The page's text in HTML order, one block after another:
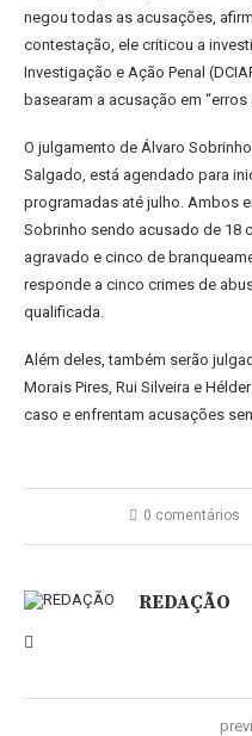
negou todas as acusações,
contestação, ele criticou a
Investigação e Ação Penal
basearam a acusação em
O julgamento de Álvaro
Salgado, está agendado para
programadas até julho. Ambos
Sobrinho sendo acusado de 18
agravado e cinco de
responde a cinco crimes de
qualificada.
Além deles, também serão
Morais Pires, Rui Silveira e
caso e enfrentam acusações
0 comentários
REDAÇÃO